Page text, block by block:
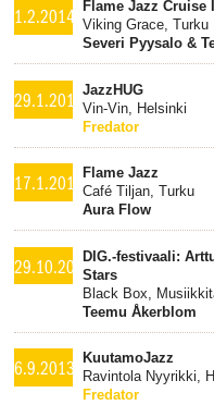
1.2.2014
Flame Jazz Cruise
Viking Grace, Turku
Severi Pyysalo &
29.1.2014JazzHUG
Vin-Vin, Helsinki
Fredator
17.1.2014Flame Jazz
Café Tiljan, Turku
Aura Flow
29.10.2013DIG.-festivaali:
Stars
Black Box,
Teemu Åkerblom
6.9.2013
KuutamoJazz
Ravintola Nyyrikki,
Fredator